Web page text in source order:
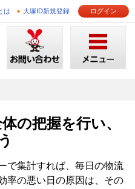
は 大塚ID新規登録 ログイン
の把握を行い、
で集計すれば、毎日の物流
率の悪い日の原因は、その